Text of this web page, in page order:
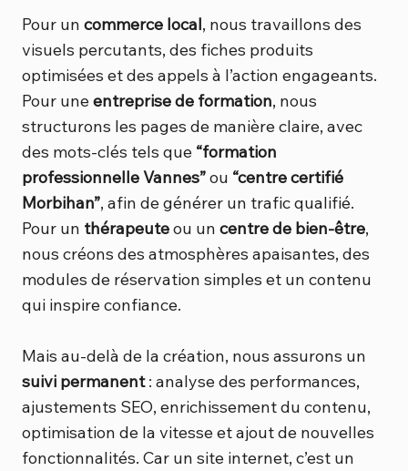
Pour un commerce local, nous travaillons des
visuels percutants, des fiches produits
optimisées et des appels à l’action engageants.
Pour uneentreprise de formation, nous
structurons les pages de manière claire, avec
des mots-clés tels que “formation
professionnelle Vannes”ou “centre certifié
Morbihan”, afin de générer un trafic qualifié.
Pour un thérapeuteou un centre de bien-être,
nous créons des atmosphères apaisantes, des
modules de réservation simples et un contenu
qui inspire confiance.
Mais au-delà de la création, nous assurons un
suivi permanent: analyse des performances,
ajustements SEO, enrichissement du contenu,
optimisation de la vitesse et ajout de nouvelles
fonctionnalités. Car un site internet, c’est un